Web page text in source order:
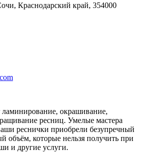
Краснодарский край, 354000
ламинирование, окрашивание,
ресниц. Умелые мастера
реснички приобрели безупречный
объём, которые нельзя получить при
и другие услуги.